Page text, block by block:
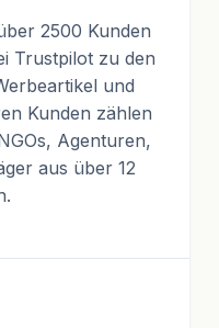
2500 Kunden
Trustpilot zu den
und
Kunden zählen
Agenturen,
aus über 12